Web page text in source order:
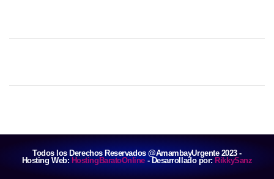
Todos los Derechos Reservados @AmambayUrgente 2023 -
Hosting Web: HostingBaratoOnline - Desarrollado por: RikkySanz